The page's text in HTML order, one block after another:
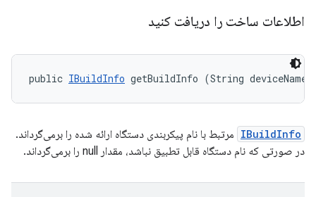
اطلاعات ساخت را دریافت کنید
public IBuildInfo getBuildInfo (String deviceName)
IBuildInfo مرتبط با نام پیکربندی دستگاه ارائه شده را برمی‌گرداند.
در صورتی که نام دستگاه قابل تطبیق نباشد، مقدار null را برمی‌گرداند.